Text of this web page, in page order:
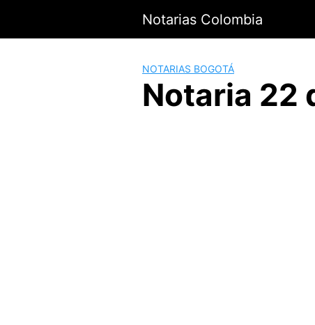
contenido
Notarias Colombia
NOTARIAS BOGOTÁ
Notaria 22